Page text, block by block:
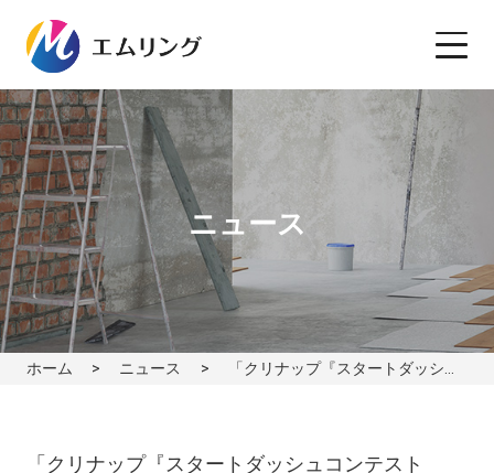
ニュース
ホーム ニュース 「クリナップ『スタートダッシュコンテスト2025』プラチナ賞受賞のお知らせ」
「クリナップ『スタートダッシュコンテスト